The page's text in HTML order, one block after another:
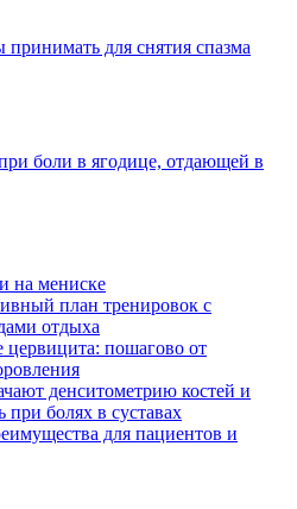
принимать для снятия спазма
боли в ягодице, отдающей в
на мениске
план тренировок с
отдыха
цервицита: пошагово от
денситометрию костей и
при болях в суставах
для пациентов и